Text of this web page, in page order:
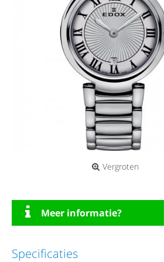
Vergroten
Meer informatie?
Specificaties